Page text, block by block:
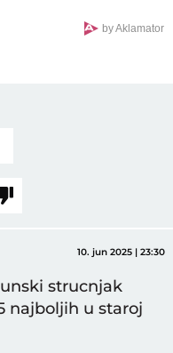
by Aklamator
10. jun 2025 | 23:30
strucnjak
najboljih u staroj